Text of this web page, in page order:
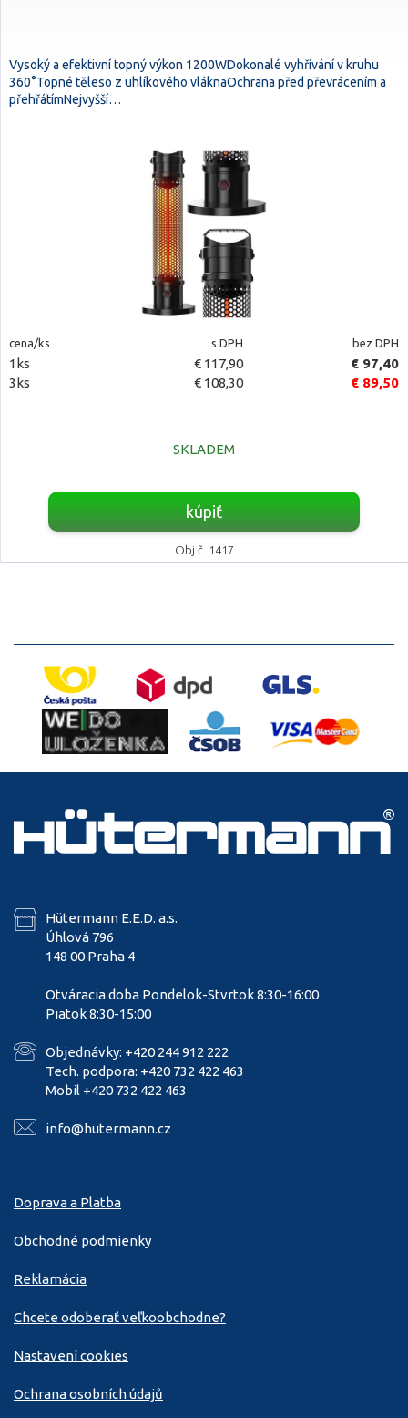
Vysoký a efektivní topný výkon 1200WDokonalé vyhřívání v kruhu
360°Topné těleso z uhlíkového vláknaOchrana před převrácením a
přehřátímNejvyšší…
cena/ks s DPH bez DPH
1ks € 117,90
€ 97,40
3ks
€ 108,30 € 89,50
SKLADEM
kúpiť
Obj.č. 1417
Hütermann E.E.D. a.s.
Úhlová 796
148 00 Praha 4
Otváracia doba Pondelok-Stvrtok 8:30-16:00
Piatok 8:30-15:00
Objednávky: +420 244 912 222
Tech. podpora: +420 732 422 463
Mobil +420 732 422 463
info@hutermann.cz
Doprava a Platba
Obchodné podmienky
Reklamácia
Chcete odoberať veľkoobchodne?
Nastavení cookies
Ochrana osobních údajů